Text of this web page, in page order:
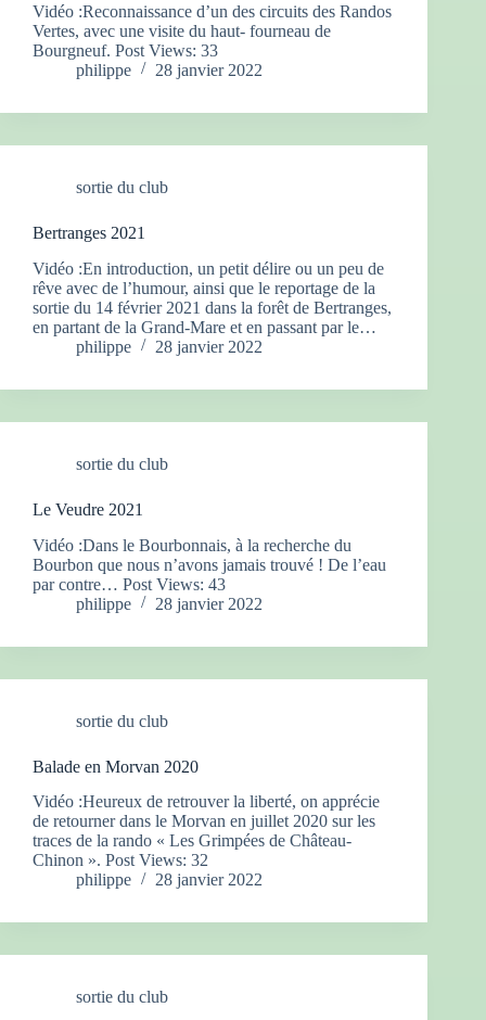
Vidéo :Reconnaissance d’un des circuits des Randos
Vertes, avec une visite du haut- fourneau de
Bourgneuf. Post Views: 33
philippe
28 janvier 2022
sortie du club
Bertranges 2021
Vidéo :En introduction, un petit délire ou un peu de
rêve avec de l’humour, ainsi que le reportage de la
sortie du 14 février 2021 dans la forêt de Bertranges,
en partant de la Grand-Mare et en passant par le…
philippe
28 janvier 2022
sortie du club
Le Veudre 2021
Vidéo :Dans le Bourbonnais, à la recherche du
Bourbon que nous n’avons jamais trouvé ! De l’eau
par contre… Post Views: 43
philippe
28 janvier 2022
sortie du club
Balade en Morvan 2020
Vidéo :Heureux de retrouver la liberté, on apprécie
de retourner dans le Morvan en juillet 2020 sur les
traces de la rando « Les Grimpées de Château-
Chinon ». Post Views: 32
philippe
28 janvier 2022
sortie du club